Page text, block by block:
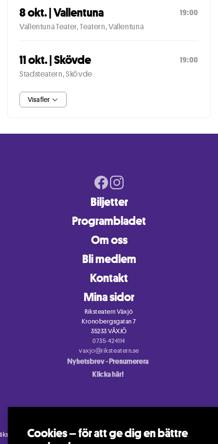
Cookies – för att ge dig en bättre
8 okt. | Vallentuna
Vallentuna Teater, Teatern, Vallentuna
19:00
11 okt. | Skövde
Stadsteatern, Skövde
19:00
Visa fler
Biljetter
Programbladet
Om oss
Bli medlem
Kontakt
Mina sidor
Riksteatern Växjö
Kronobergsgatan 7
35233 VÄXJÖ
0735-424114
vaxjo@riksteatern.se
Växjö 2026.Information om hur Riksteatern behandlar